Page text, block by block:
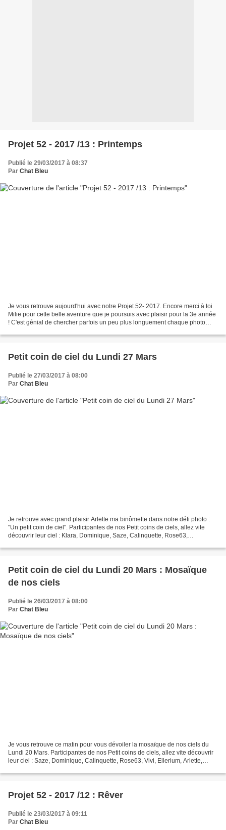
Projet 52 - 2017 /13 : Printemps
Publié le 29/03/2017 à 08:37
Par Chat Bleu
Je vous retrouve aujourd'hui avec notre Projet 52- 2017. Encore merci à toi
Milie pour cette belle aventure que je poursuis avec plaisir pour la 3e année
! C'est génial de chercher parfois un peu plus longuement chaque photo
Petit coin de ciel du Lundi 27 Mars
Publié le 27/03/2017 à 08:00
Par Chat Bleu
Je retrouve avec grand plaisir Arlette ma binômette dans notre défi photo :
"Un petit coin de ciel". Participantes de nos Petit coins de ciels, allez vite
découvrir leur ciel : Klara, Dominique, Saze, Calinquette, Rose63,
Petit coin de ciel du Lundi 20 Mars : Mosaïque
de nos ciels
Publié le 26/03/2017 à 08:00
Par Chat Bleu
Je vous retrouve ce matin pour vous dévoiler la mosaïque de nos ciels du
Lundi 20 Mars. Participantes de nos Petit coins de ciels, allez vite découvrir
leur ciel : Saze, Dominique, Calinquette, Rose63, Vivi, Ellerium, Arlette,
Projet 52 - 2017 /12 : Rêver
Publié le 23/03/2017 à 09:11
Par Chat Bleu